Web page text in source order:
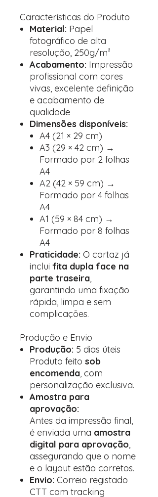
Características do Produto
Material: Papel
fotográfico de alta
resolução, 250g/m²
Acabamento: Impressão
profissional com cores
vivas, excelente definição
e acabamento de
qualidade
Dimensões disponíveis:
A4 (21 × 29 cm)
A3 (29 × 42 cm) →
Formado por 2 folhas
A4
A2 (42 × 59 cm) →
Formado por 4 folhas
A4
A1 (59 × 84 cm) →
Formado por 8 folhas
A4
Praticidade: O cartaz já
inclui fita dupla face na
parte traseira,
garantindo uma fixação
rápida, limpa e sem
complicações.
Produção e Envio
Produção: 5 dias úteis
Produto feito sob
encomenda, com
personalização exclusiva.
Amostra para
aprovação:
Antes da impressão final,
é enviada uma amostra
digital para aprovação,
assegurando que o nome
e o layout estão corretos.
Envio: Correio registado
CTT com tracking